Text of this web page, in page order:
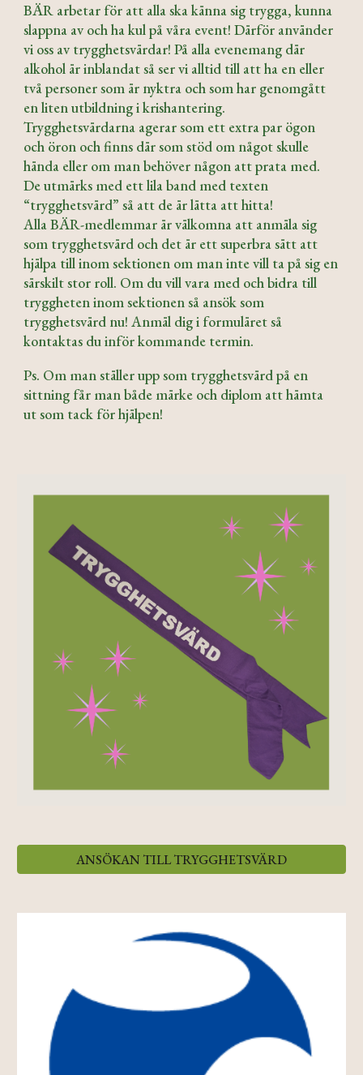
BÄR arbetar för att alla ska känna sig trygga, kunna
slappna av och ha kul på våra event! Därför använder
vi oss av trygghetsvärdar! På alla evenemang där
alkohol är inblandat så ser vi alltid till att ha en eller
två personer som är nyktra och som har genomgått
en liten utbildning i krishantering.
Trygghetsvärdarna agerar som ett extra par ögon
och öron och finns där som stöd om något skulle
hända eller om man behöver någon att prata med.
De utmärks med ett lila band med texten
“trygghetsvärd” så att de är lätta att hitta!
Alla BÄR-medlemmar är välkomna att anmäla sig
som trygghetsvärd och det är ett superbra sätt att
hjälpa till inom sektionen om man inte vill ta på sig en
särskilt stor roll. Om du vill vara med och bidra till
tryggheten inom sektionen så ansök som
trygghetsvärd nu! Anmäl dig i formuläret så
kontaktas du inför kommande termin.
Ps. Om man ställer upp som trygghetsvärd på en
sittning får man både märke och diplom att hämta
ut som tack för hjälpen!
ANSÖKAN TILL TRYGGHETSVÄRD